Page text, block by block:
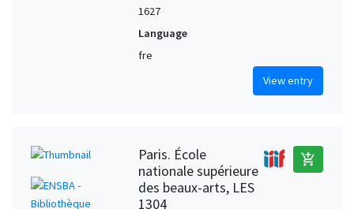
1627
Language
fre
View entry
Paris. École
nationale supérieure
des beaux-arts, LES
1304
add_shopping_cart